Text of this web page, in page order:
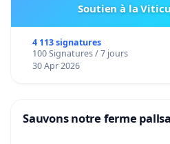
Soutien à la
4 113 signatures
100 Signatures / 7 jours
30 Apr 2026
Sauvons notre ferme